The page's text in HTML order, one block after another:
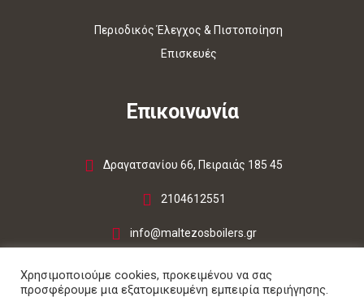
Περιοδικός Έλεγχος & Πιστοποίηση
Επισκευές
Επικοινωνία
Δραγατσανίου 66, Πειραιάς 185 45
2104612551
info@maltezosboilers.gr
Χρησιμοποιούμε cookies, προκειμένου να σας
προσφέρουμε μια εξατομικευμένη εμπειρία περιήγησης.